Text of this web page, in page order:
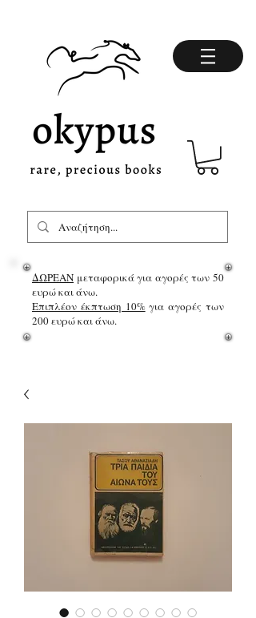
ΔΩΡΕΑΝ μεταφορικά για αγορές των 50
ευρώ και άνω.
Επιπλέον έκπτωση 10%για αγορές των
200 ευρώ και άνω.